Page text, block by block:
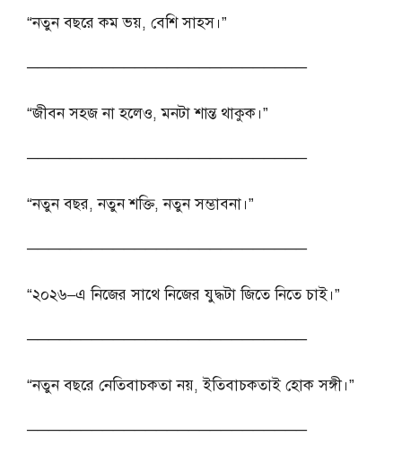
“নতুন বছরে কম ভয়, বেশি সাহস।”
──────────────────────────
“জীবন সহজ না হলেও, মনটা শান্ত থাকুক।”
──────────────────────────
“নতুন বছর, নতুন শক্তি, নতুন সম্ভাবনা।”
──────────────────────────
“২০২৬–এ নিজের সাথে নিজের যুদ্ধটা জিতে নিতে চাই।”
──────────────────────────
“নতুন বছরে নেতিবাচকতা নয়, ইতিবাচকতাই হোক সঙ্গী।”
──────────────────────────